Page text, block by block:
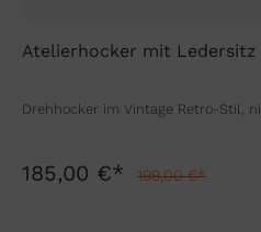
Atelierhocker mit
Drehhocker im Vintage Retro-Stil,
185,00 €* 199,00 €*